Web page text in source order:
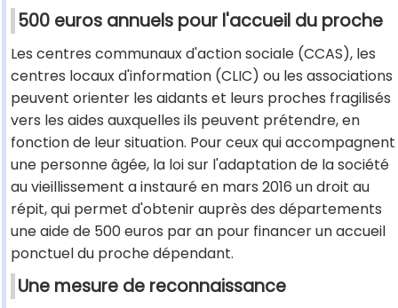
500 euros annuels pour l'accueil du proche
Les centres communaux d'action sociale (CCAS), les
centres locaux d'information (CLIC) ou les associations
peuvent orienter les aidants et leurs proches fragilisés
vers les aides auxquelles ils peuvent prétendre, en
fonction de leur situation. Pour ceux qui accompagnent
une personne âgée, la loi sur l'adaptation de la société
au vieillissement a instauré en mars 2016 un droit au
répit, qui permet d'obtenir auprès des départements
une aide de 500 euros par an pour financer un accueil
ponctuel du proche dépendant.
Une mesure de reconnaissance